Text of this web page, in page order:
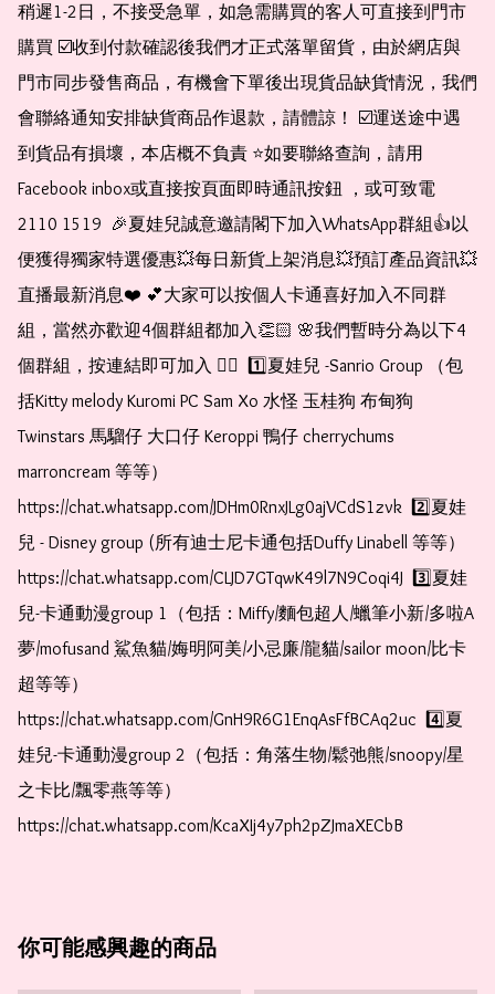
稍遲1-2日，不接受急單，如急需購買的客人可直接到門市
購買 ☑️收到付款確認後我們才正式落單留貨，由於網店與
門市同步發售商品，有機會下單後出現貨品缺貨情況，我們
會聯絡通知安排缺貨商品作退款，請體諒！ ☑️運送途中遇
到貨品有損壞，本店概不負責 ⭐️如要聯絡查詢，請用
Facebook inbox或直接按頁面即時通訊按鈕 ，或可致電
2110 1519  🎉夏娃兒誠意邀請閣下加入WhatsApp群組👍以
便獲得獨家特選優惠💥每日新貨上架消息💥預訂產品資訊💥
直播最新消息❤️ 💕大家可以按個人卡通喜好加入不同群
組，當然亦歡迎4個群組都加入👏🏻 🌸我們暫時分為以下4
個群組，按連結即可加入 👇🏻  1️⃣夏娃兒 -Sanrio Group （包
括Kitty melody Kuromi PC Sam Xo 水怪 玉桂狗 布甸狗
Twinstars 馬騮仔 大口仔 Keroppi 鴨仔 cherrychums
marroncream 等等）
https://chat.whatsapp.com/JDHm0RnxJLg0ajVCdS1zvk  2️⃣夏娃
兒 - Disney group (所有迪士尼卡通包括Duffy Linabell 等等）
https://chat.whatsapp.com/CLJD7GTqwK49l7N9Coqi4J  3️⃣夏娃
兒-卡通動漫group 1（包括：Miffy/麵包超人/蠟筆小新/多啦A
夢/mofusand 鯊魚貓/娒明阿美/小忌廉/龍貓/sailor moon/比卡
超等等）
https://chat.whatsapp.com/GnH9R6G1EnqAsFfBCAq2uc  4️⃣夏
娃兒-卡通動漫group 2（包括：角落生物/鬆弛熊/snoopy/星
之卡比/飄零燕等等）
https://chat.whatsapp.com/KcaXIj4y7ph2pZJmaXECbB
你可能感興趣的商品